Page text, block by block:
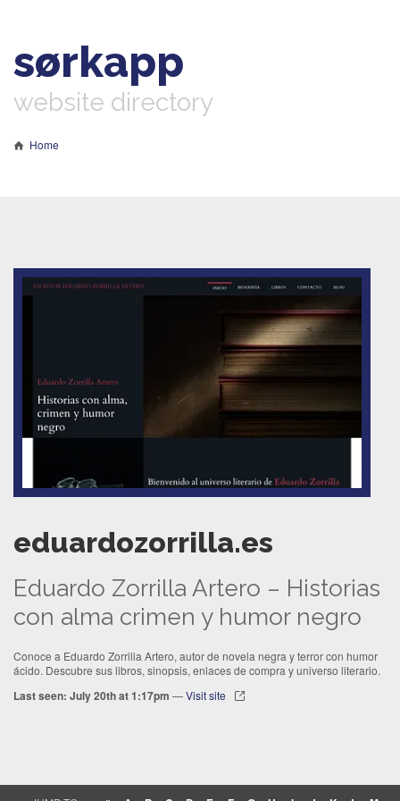
sørkapp
website directory
Home
eduardozorrilla.es
Eduardo Zorrilla Artero – Historias
con alma crimen y humor negro
Conoce a Eduardo Zorrilla Artero, autor de novela negra y terror con humor
ácido. Descubre sus libros, sinopsis, enlaces de compra y universo literario.
Last seen: July 20th at 1:17pm —Visit site